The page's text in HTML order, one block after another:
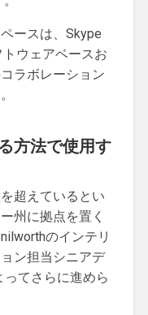
ースは、Skype
ウェアベースお
ラボレーション
方法で使用す
超えているとい
州に拠点を置く
のインテリ
ン担当シニアデ
ってさらに進めら